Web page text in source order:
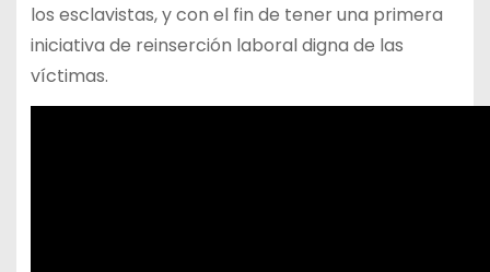
los esclavistas, y con el fin de tener una primera
iniciativa de reinserción laboral digna de las
víctimas.